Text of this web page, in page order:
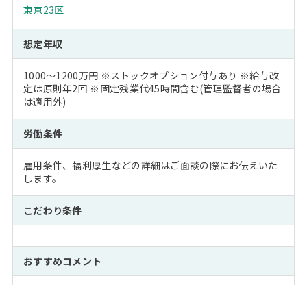
東京23区
想定年収
1000～1200万円 ※ストックオプション付与あり ※給与改
定は原則年2回 ※固定残業代45時間含む(管理監督者の場合
は適用外)
労働条件
雇用条件、福利厚生などの詳細はご面談の際にお伝えいた
します。
こだわり条件
おすすめコメント